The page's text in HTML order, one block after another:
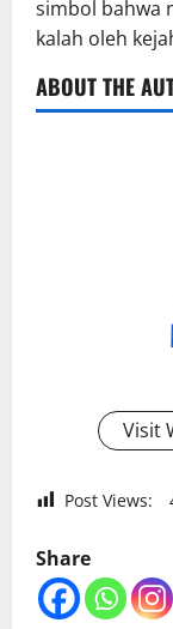
simbol bahwa
kalah oleh
ABOUT THE
Visit
Post Views:
Share